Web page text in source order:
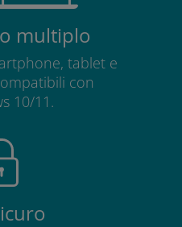
multiplo
tablet e
con
10/11.